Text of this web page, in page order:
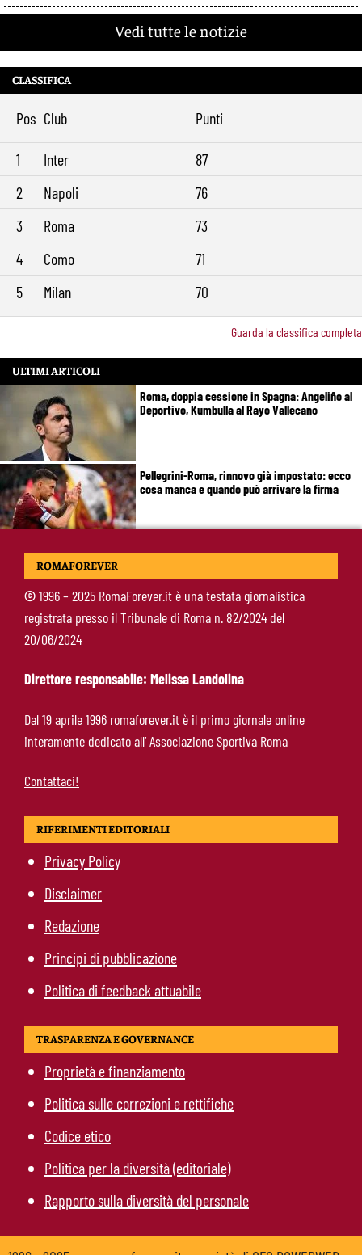
Roma, segnali di crescita contro il Newport: cosa ha funzionato e
cosa va ancora migliorato
9:29
Roma-Molina, trattativa in avanzamento: sul tavolo 17 milioni per
Vedi tutte le notizie
CLASSIFICA
Pos Club Punti
1 Inter
87
2
Napoli
76
3
Roma
73
4
Como
71
5
Milan 70
Guarda la classifica completa
ULTIMI ARTICOLI
Roma, doppia cessione in Spagna: Angeliño al
Deportivo, Kumbulla al Rayo Vallecano
Pellegrini-Roma, rinnovo già impostato: ecco
cosa manca e quando può arrivare la firma
Mercato Roma, manca un solo colpo: Gasperini
Roma-Molina, il colpo di D’Amico è geniale:
qualità ed esperienza a un prezzo da
occasione
ROMAFOREVER
©1996 – 2025 RomaForever.it è una testata giornalistica
registrata presso il Tribunale di Roma n. 82/2024 del
20/06/2024
Direttore responsabile: Melissa Landolina
Dal 19 aprile 1996 romaforever.it è il primo giornale online
interamente dedicato all’ Associazione Sportiva Roma
Contattaci!
RIFERIMENTI EDITORIALI
Privacy Policy
Disclaimer
Redazione
Principi di pubblicazione
Politica di feedback attuabile
TRASPARENZA E GOVERNANCE
Proprietà e finanziamento
Politica sulle correzioni e rettifiche
Codice etico
Politica per la diversità (editoriale)
Rapporto sulla diversità del personale